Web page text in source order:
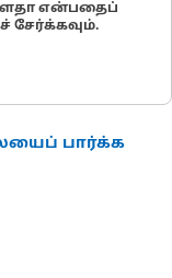
என்பதைப்
பார்க்க